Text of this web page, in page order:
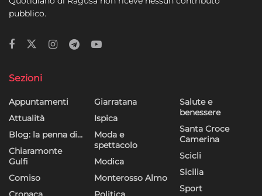
pubblico.
Sezioni
Appuntamenti
Attualità
Blog: la penna di…
Chiaramonte
Gulfi
Comiso
Giarratana
Ispica
Moda e
spettacolo
Modica
Monterosso Almo
Salute e
benessere
Santa Croce
Camerina
Scicli
Sicilia
Sport